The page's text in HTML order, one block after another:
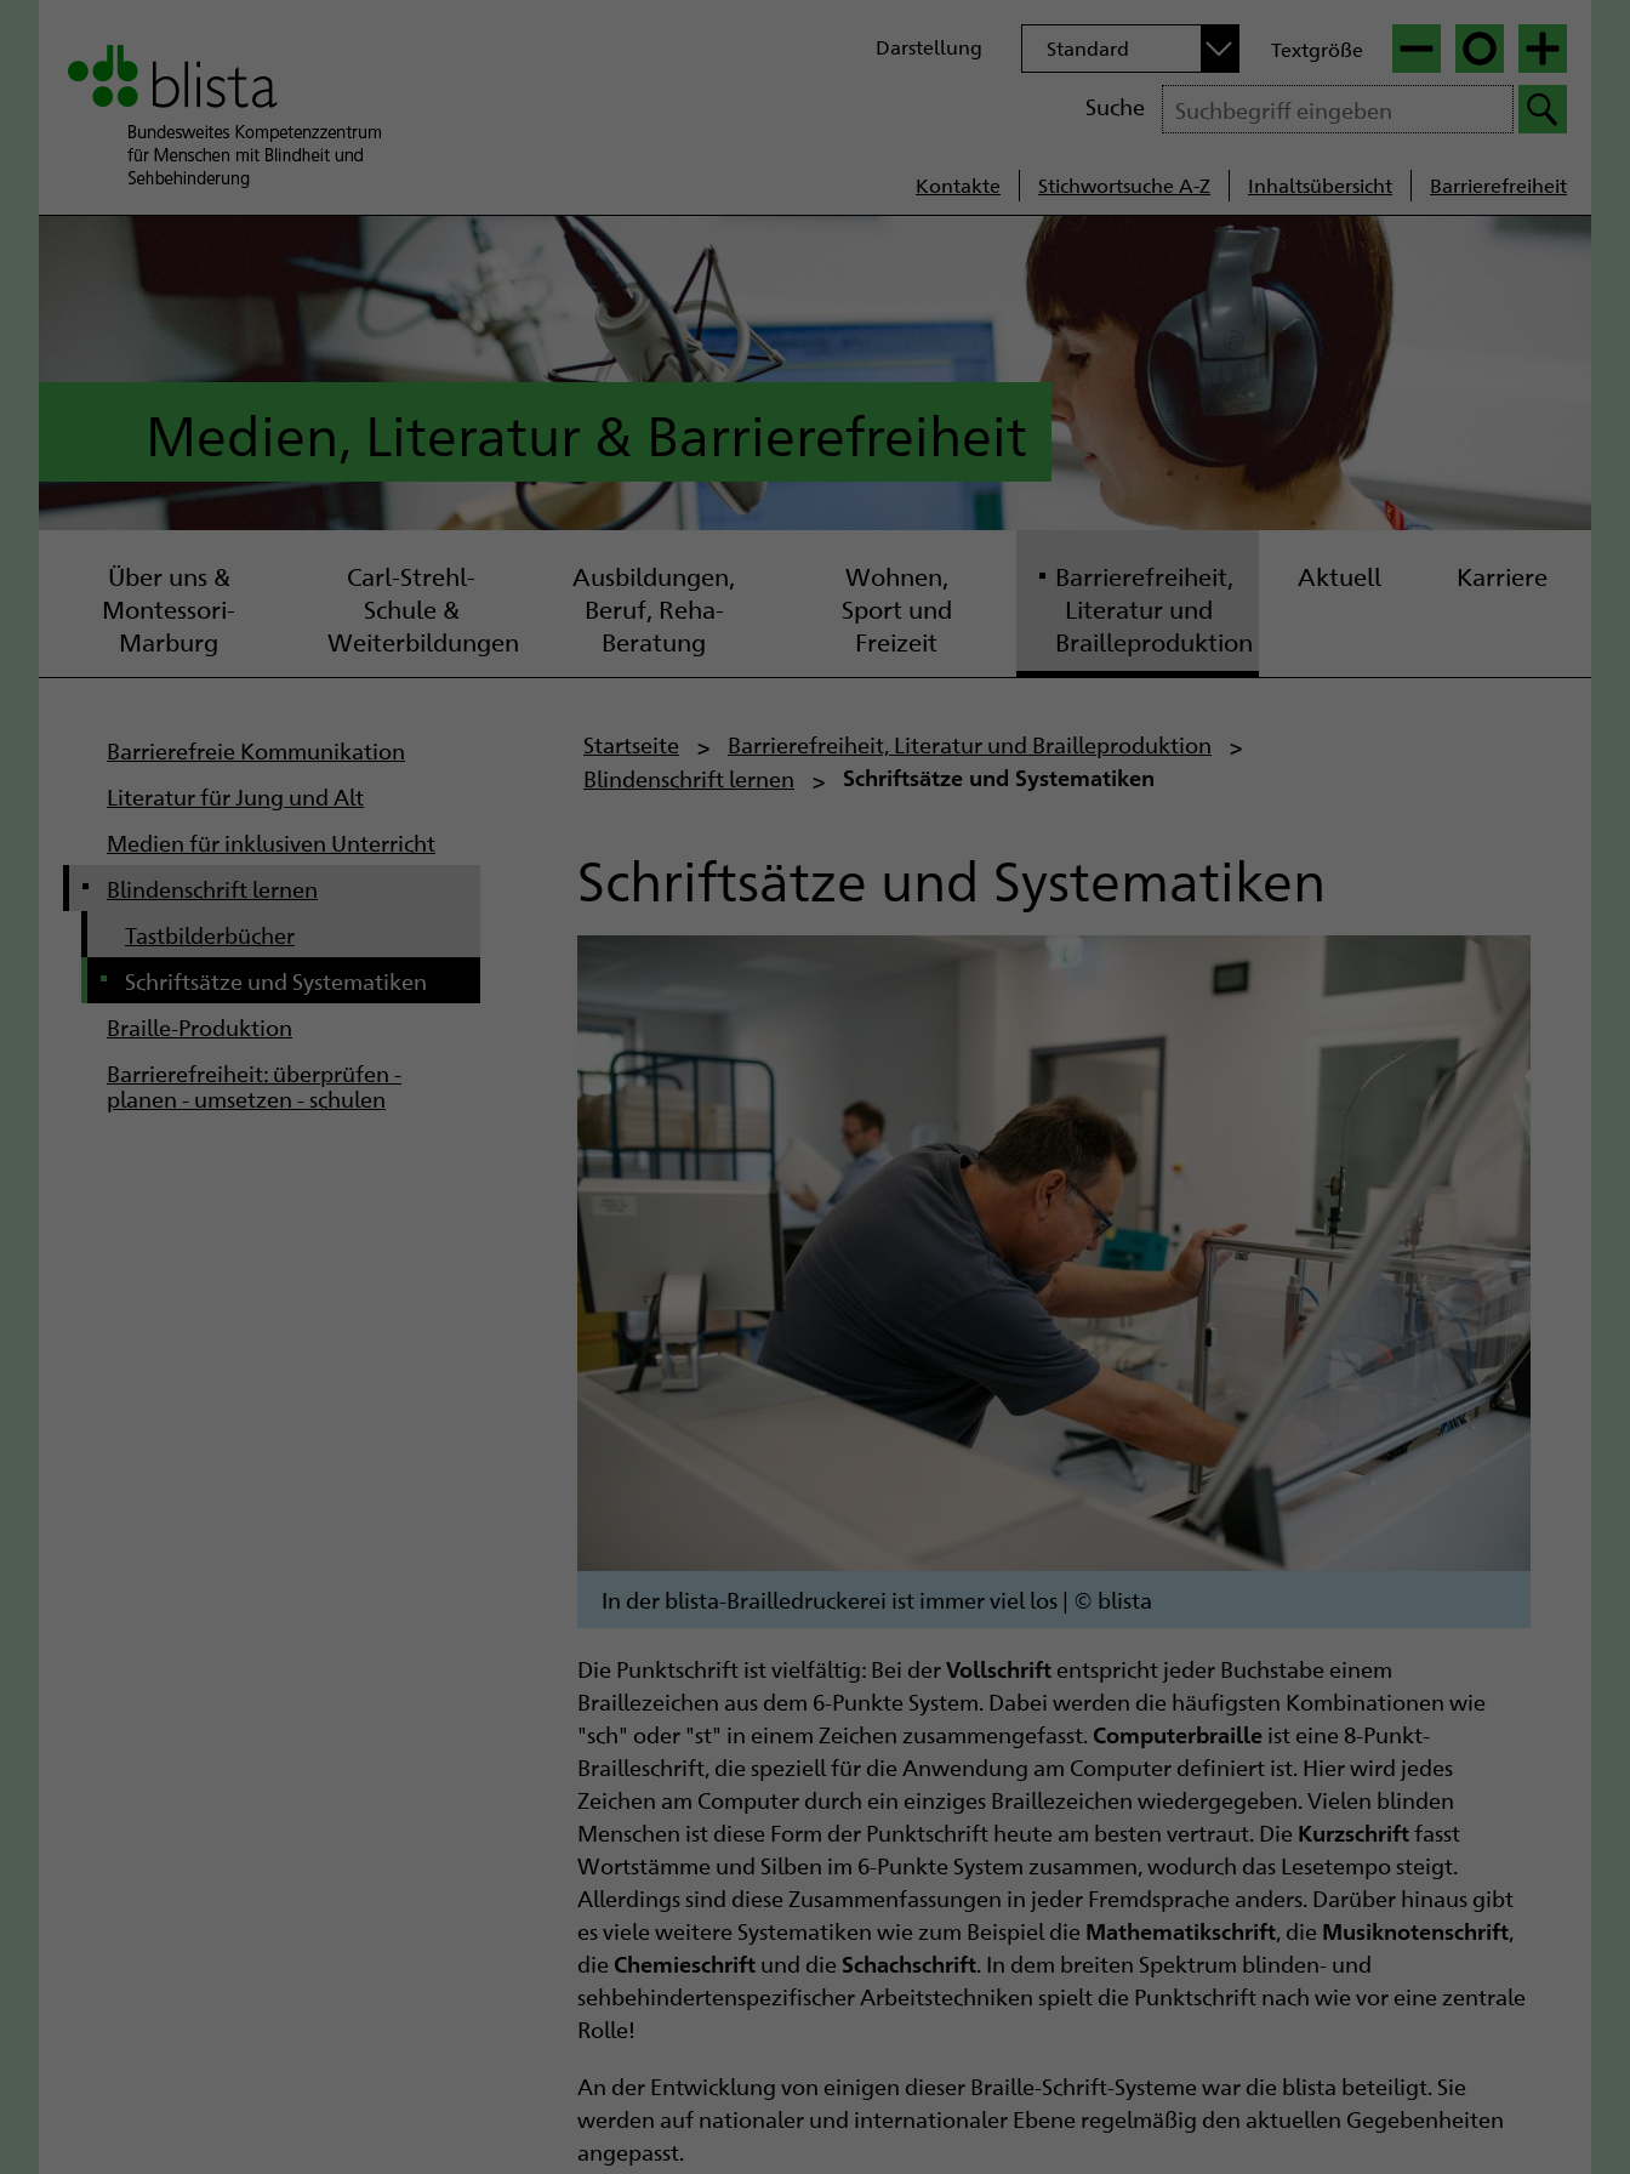
Darstellungsoptionen
Darstellung Standard Textgröße
Suche
Servicenavigation
Kontakte Stichwortsuche A-Z Inhaltsübersicht Barrierefreiheit
Medien, Literatur & Barrierefreiheit
Über uns &
Montessori-
Marburg
Carl-Strehl-
Schule &
Weiterbildungen
Ausbildungen,
Beruf, Reha-
Beratung
Wohnen,
Sport und
Freizeit
Barrierefreiheit,
Literatur und
Brailleproduktion
Aktuell Karriere
b
n
a
v
Barrierefreie Kommunikation
Literatur für Jung und Alt
Medien für inklusiven Unterricht
Blindenschrift lernen
Tastbilderbücher
Schriftsätze und Systematiken
Braille-Produktion
Barrierefreiheit: überprüfen -
planen - umsetzen - schulen
P
f
a
d
n
a
v
i
g
a
t
i
o
Startseite
Barrierefreiheit, Literatur und Brailleproduktion
Blindenschrift lernen
Schriftsätze und Systematiken
Schriftsätze und Systematiken
In der blista-Brailledruckerei ist immer viel los | © blista
Die Punktschrift ist vielfältig: Bei derVollschrift entspricht jeder Buchstabe einem
Braillezeichen aus dem 6-Punkte System. Dabei werden die häufigsten Kombinationen wie
"sch" oder "st" in einem Zeichen zusammengefasst. Computerbraille ist eine 8-Punkt-
Brailleschrift, die speziell für die Anwendung am Computer definiert ist. Hier wird jedes
Zeichen am Computer durch ein einziges Braillezeichen wiedergegeben. Vielen blinden
Menschen ist diese Form der Punktschrift heute am besten vertraut. Die Kurzschriftfasst
Wortstämme und Silben im 6-Punkte System zusammen, wodurch das Lesetempo steigt.
Allerdings sind diese Zusammenfassungen in jeder Fremdsprache anders. Darüber hinaus gibt
es viele weitere Systematiken wie zum Beispiel die Mathematikschrift, die Musiknotenschrift,
die Chemieschrift und die Schachschrift. In dem breiten Spektrum blinden- und
sehbehindertenspezifischer Arbeitstechniken spielt die Punktschrift nach wie vor eine zentrale
Rolle!
An der Entwicklung von einigen dieser Braille-Schrift-Systeme war die blista beteiligt. Sie
werden auf nationaler und internationaler Ebene regelmäßig den aktuellen Gegebenheiten
angepasst.